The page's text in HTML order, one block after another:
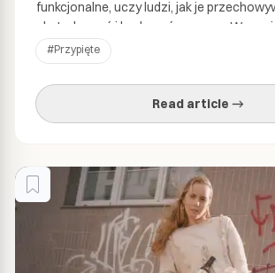
funkcjonalne, uczy ludzi, jak je
ekstrahować i hodować samemu. Weganin
kilkunastoletnim stażem. Grzyby, jak mówi,
Rozmawiała Kamila Knap. Wywiad: Kamila
Czym jest Moonshrooms? Dominik
Moonshrooms narodziła się z czystej
grzybami. Wszystko zaczęło się od
#Przypięte
Read article →